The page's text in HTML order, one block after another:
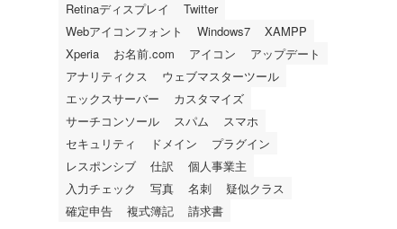
Retinaディスプレイ
Twitter
Webアイコンフォント
Windows7
XAMPP
Xperia
お名前.com アイコン
アップデート
アナリティクス
ウェブマスターツール
エックスサーバー
カスタマイズ
サーチコンソール
スパム
スマホ
セキュリティ
ドメイン
プラグイン
レスポンシブ
仕訳
個人事業主
入力チェック
写真 名刺
疑似クラス
確定申告
複式簿記 請求書